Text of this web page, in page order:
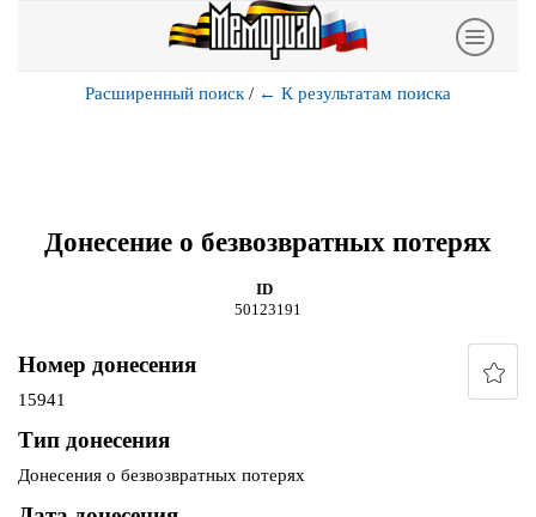
Расширенный поиск / ← К результатам поиска
Донесение о безвозвратных потерях
ID
50123191
Номер донесения
15941
Тип донесения
Донесения о безвозвратных потерях